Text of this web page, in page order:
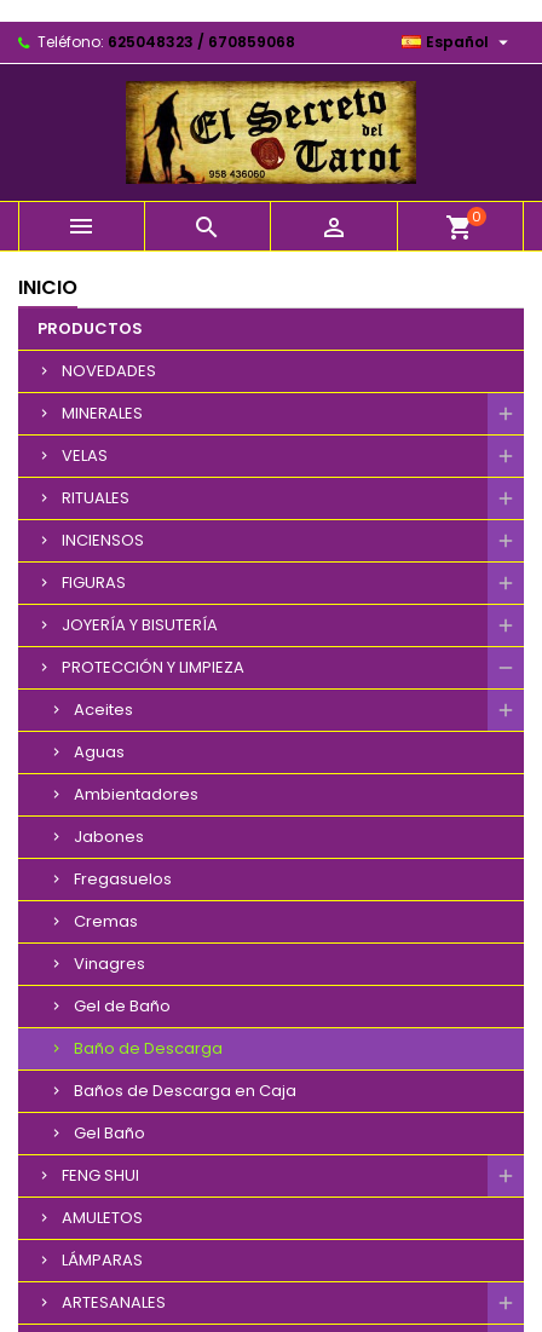
Teléfono: 625048323 / 670859068 Español 
   shopping_cart0
INICIO
PRODUCTOS
NOVEDADES
MINERALES
VELAS
RITUALES
INCIENSOS
FIGURAS
JOYERÍA Y BISUTERÍA
PROTECCIÓN Y LIMPIEZA
Aceites
Aguas
Ambientadores
Jabones
Fregasuelos
Cremas
Vinagres
Gel de Baño
Baño de Descarga
Baños de Descarga en Caja
Gel Baño
FENG SHUI
AMULETOS
LÁMPARAS
ARTESANALES